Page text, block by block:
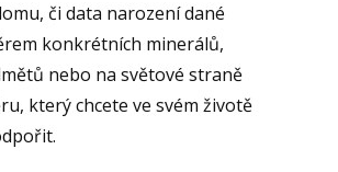
či data narození dané
konkrétních minerálů,
nebo na světové straně
který chcete ve svém životě